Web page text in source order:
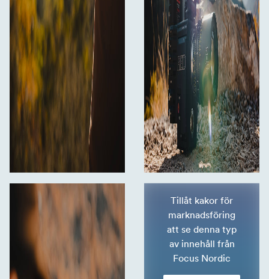
Tillåt kakor för
marknadsföring
att se denna typ
av innehåll från
Focus Nordic